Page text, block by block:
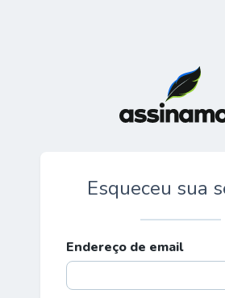
Esqueceu sua
Endereço de email